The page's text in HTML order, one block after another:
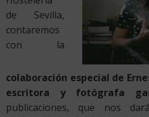
de Sevilla,
contaremos
con la
colaboración especial de
escritora y fotógrafa
publicaciones, que nos